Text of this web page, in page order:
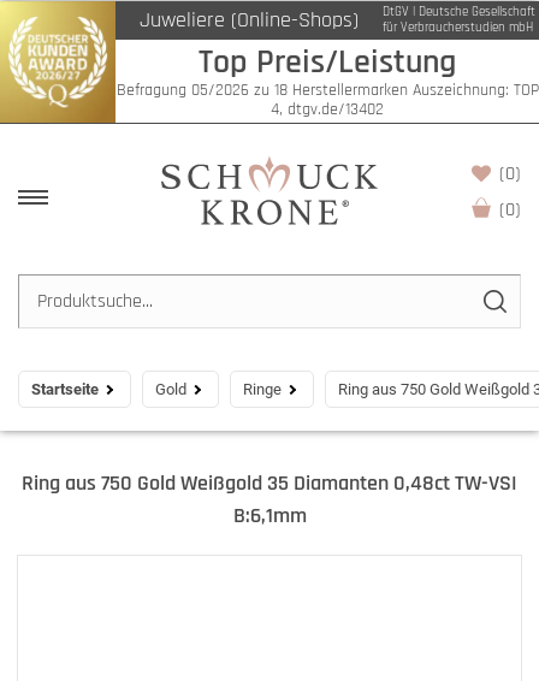
Juweliere (Online-Shops)
DtGV | Deutsche Gesellschaft
für Verbraucherstudien mbH
Top Preis/Leistung
Befragung 05/2026 zu 18 Herstellermarken Auszeichnung: TOP
4, dtgv.de/13402
(0)
(0)
Startseite Gold Ringe Ring aus 750 Gold Weißgold
Ring aus 750 Gold Weißgold 35 Diamanten 0,48ct TW-VSI
B:6,1mm